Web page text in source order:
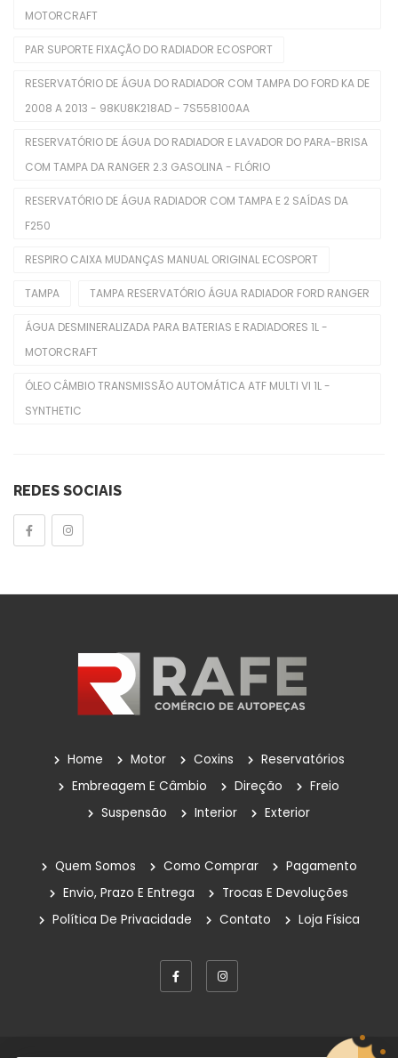
Mangueira Radiador
Mangueiras De Admissão
Polia De Virabrequim
Rolamentos
Seletora Do Trambulador
Sensor De Óleo
Sensor De Temperatura
Sensores TPMS
Tensor Do Distribuidor
Tensores Poly V
POLIA DA BOMBA D'ÁGUA
Reservatório
Reservatório De Para-Brisas
Reservatorio Óleo Hidráulico
Reservatórios
Rolamentos
Sem Categoria
Suspensão
MOTORCRAFT
PAR SUPORTE FIXAÇÃO DO RADIADOR ECOSPORT
RESERVATÓRIO DE ÁGUA DO RADIADOR COM TAMPA DO FORD KA DE
2008 A 2013 - 98KU8K218AD - 7S558100AA
RESERVATÓRIO DE ÁGUA DO RADIADOR E LAVADOR DO PARA-BRISA
COM TAMPA DA RANGER 2.3 GASOLINA - FLÓRIO
RESERVATÓRIO DE ÁGUA RADIADOR COM TAMPA E 2 SAÍDAS DA
F250
RESPIRO CAIXA MUDANÇAS MANUAL ORIGINAL ECOSPORT
TAMPA TAMPA RESERVATÓRIO ÁGUA RADIADOR FORD RANGER
ÁGUA DESMINERALIZADA PARA BATERIAS E RADIADORES 1L -
MOTORCRAFT
ÓLEO CÂMBIO TRANSMISSÃO AUTOMÁTICA ATF MULTI VI 1L -
SYNTHETIC
REDES SOCIAIS
Home Motor Coxins
Reservatórios
Embreagem E Câmbio
Direção
Freio
Suspensão
Interior Exterior
Quem Somos Como Comprar
Pagamento
Envio, Prazo E Entrega
Trocas E Devoluções
Política De Privacidade
Contato Loja Física